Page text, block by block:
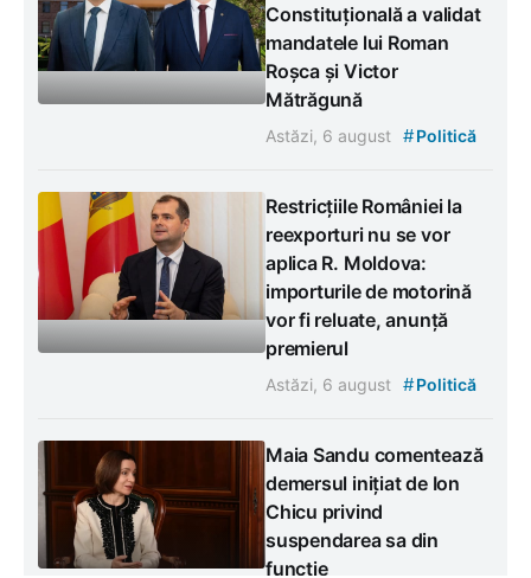
Constituțională a validat
mandatele lui Roman
Roșca și Victor
Mătrăgună
Astăzi, 6 august #Politică
Restricțiile României la
reexporturi nu se vor
aplica R. Moldova:
importurile de motorină
vor fi reluate, anunță
premierul
Astăzi, 6 august #Politică
Maia Sandu comentează
demersul inițiat de Ion
Chicu privind
suspendarea sa din
funcție